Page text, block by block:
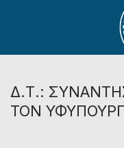
Skip to main
Δ.Τ.:
ΤΟΝ